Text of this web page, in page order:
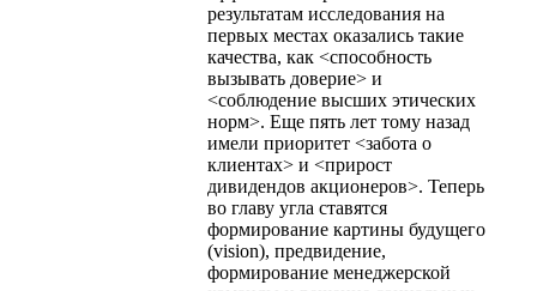
результатам исследования на
первых местах оказались такие
качества, как <способность
вызывать доверие> и
<соблюдение высших этических
норм>. Еще пять лет тому назад
имели приоритет <забота о
клиентах> и <прирост
дивидендов акционеров>. Теперь
во главу угла ставятся
формирование картины будущего
(vision), предвидение,
формирование менеджерской